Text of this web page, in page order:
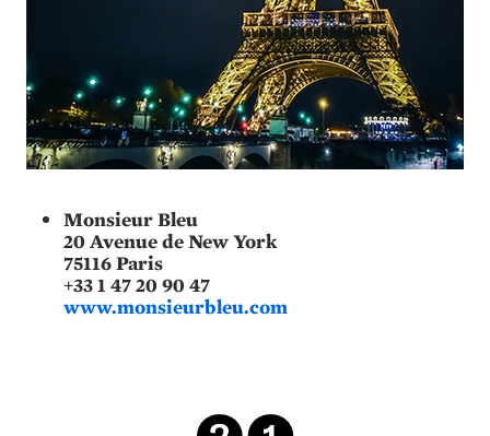
Monsieur Bleu
20 Avenue de New York
75116 Paris
+33 1 47 20 90 47
www.monsieurbleu.com